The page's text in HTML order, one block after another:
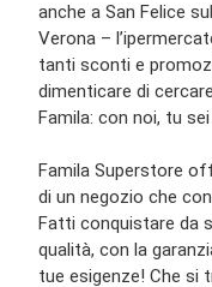
anche a San Felice
Verona –
tanti sconti e
dimenticare di
Famila: con noi, tu
Famila Superstore
di un negozio che
Fatti conquistare da
qualità, con la
tue esigenze! Che si